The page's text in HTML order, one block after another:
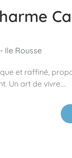
Ile Rousse
et raffiné,
Un art de vivre….